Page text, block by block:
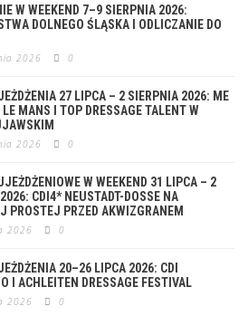
W WEEKEND 7–9 SIERPNIA 2026:
DOLNEGO ŚLĄSKA I ODLICZANIE DO
2026 0
27 LIPCA – 2 SIERPNIA 2026: ME
LE MANS I TOP DRESSAGE TALENT W
2026 0
W WEEKEND 31 LIPCA – 2
CDI4* NEUSTADT-DOSSE NA
PROSTEJ PRZED AKWIZGRANEM
2026 0
20–26 LIPCA 2026: CDI
I ACHLEITEN DRESSAGE FESTIVAL
2026 0